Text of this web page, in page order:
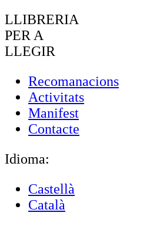
LLIBRERIA
PER A
LLEGIR
Recomanacions
Activitats
Manifest
Contacte
Idioma:
Castellà
Català